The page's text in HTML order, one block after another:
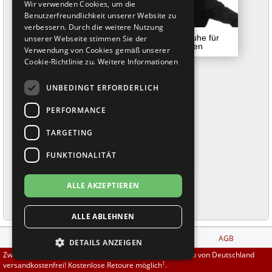
Brautschuhe
Sneaker
Übergrößen 43-44
Flexerinas
Merlet
Nueva Epoca
RayRose
Rummos
Rumpf
Suny
TopTanz
Impressum
Zahlungs- und
Versandbedingungen
AGB
Zwischen 70,00 EUR und 800,00 EUR liefern wir innerhalb von Deutschland
versandkostenfrei! Kostenlose Retoure möglich1.
Wir verwenden Cookies, um die
Benutzerfreundlichkeit unserer Website zu
verbessern. Durch die weitere Nutzung
unserer Webseite stimmen Sie der
Verwendung von Cookies gemäß unserer
Cookie-Richtlinie zu. Weitere Informationen
UNBEDINGT ERFORDERLICH
PERFORMANCE
TARGETING
FUNKTIONALITÄT
ALLE AKZEPTIEREN
ALLE ABLEHNEN
DETAILS ANZEIGEN